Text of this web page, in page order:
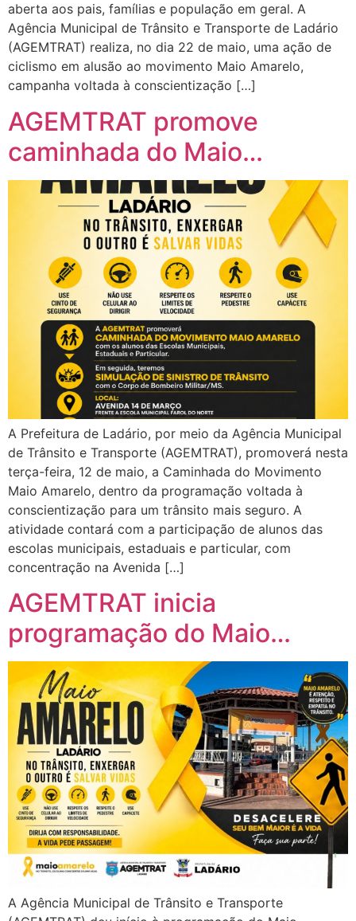
aberta aos pais, famílias e população em geral. A
Agência Municipal de Trânsito e Transporte de Ladário
(AGEMTRAT) realiza, no dia 22 de maio, uma ação de
ciclismo em alusão ao movimento Maio Amarelo,
campanha voltada à conscientização […]
AGEMTRAT promove
caminhada do Maio…
A Prefeitura de Ladário, por meio da Agência Municipal
de Trânsito e Transporte (AGEMTRAT), promoverá nesta
terça-feira, 12 de maio, a Caminhada do Movimento
Maio Amarelo, dentro da programação voltada à
conscientização para um trânsito mais seguro. A
atividade contará com a participação de alunos das
escolas municipais, estaduais e particular, com
concentração na Avenida […]
AGEMTRAT inicia
programação do Maio…
A Agência Municipal de Trânsito e Transporte